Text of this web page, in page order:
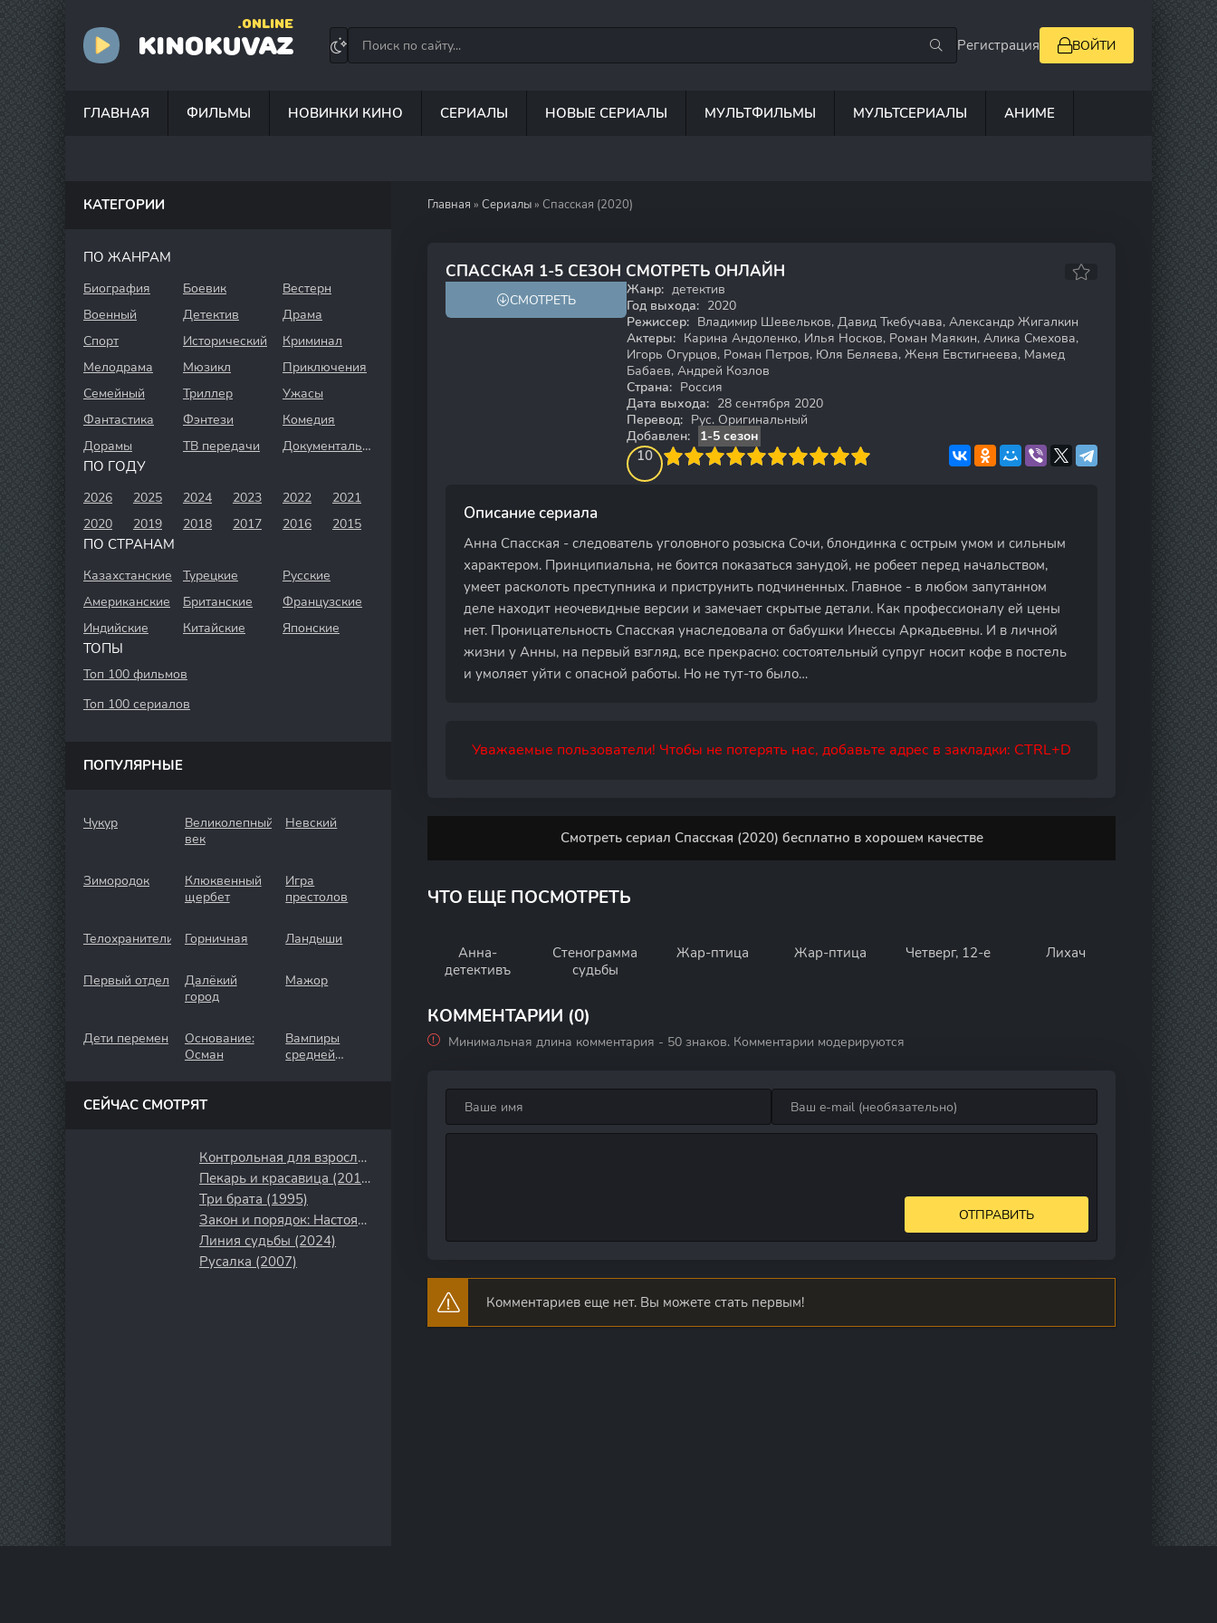
KINOKUVAZ
.ONLINE
Регистрация ВОЙТИ
ГЛАВНАЯ ФИЛЬМЫ НОВИНКИ КИНО СЕРИАЛЫ НОВЫЕ СЕРИАЛЫ МУЛЬТФИЛЬМЫ МУЛЬТСЕРИАЛЫ АНИМЕ
Главная » Сериалы » Спасская (2020)
СПАССКАЯ 1-5 СЕЗОН СМОТРЕТЬ ОНЛАЙН
6.6
СМОТРЕТЬ
Жанр: детектив
Год выхода: 2020
Режиссер: Владимир Шевельков, Давид Ткебучава, Александр Жигалкин
Актеры: Карина Андоленко, Илья Носков, Роман Маякин, Алика Смехова,
Игорь Огурцов, Роман Петров, Юля Беляева, Женя Евстигнеева, Мамед
Бабаев, Андрей Козлов
Страна: Россия
Дата выхода: 28 сентября 2020
Перевод: Рус. Оригинальный
Добавлен:
1-5 сезон
10
4 5 6 7 8 9 10
Описание сериала
Анна Спасская - следователь уголовного розыска Сочи, блондинка с острым умом и сильным
характером. Принципиальна, не боится показаться занудой, не робеет перед начальством,
умеет расколоть преступника и приструнить подчиненных. Главное - в любом запутанном
деле находит неочевидные версии и замечает скрытые детали. Как профессионалу ей цены
нет. Проницательность Спасская унаследовала от бабушки Инессы Аркадьевны. И в личной
жизни у Анны, на первый взгляд, все прекрасно: состоятельный супруг носит кофе в постель
и умоляет уйти с опасной работы. Но не тут-то было…
Уважаемые пользователи! Чтобы не потерять нас, добавьте адрес в закладки: CTRL+D
Смотреть сериал Спасская (2020) бесплатно в хорошем качестве
ЧТО ЕЩЕ ПОСМОТРЕТЬ
Анна-
детективъ
Стенограмма
судьбы
Жар-птица Жар-птица Четверг, 12-е Лихач
КОММЕНТАРИИ (0)
Минимальная длина комментария - 50 знаков. Комментарии модерируются
ОТПРАВИТЬ
Комментариев еще нет. Вы можете стать первым!
КАТЕГОРИИ
ПО ЖАНРАМ
Биография Боевик
Вестерн
Военный
Детектив
Драма
Спорт
Исторический
Криминал
Мелодрама
Мюзикл
Приключения
Семейный
Триллер
Ужасы
Фантастика
Фэнтези
Комедия
Дорамы
ТВ передачи Документальный
ПО ГОДУ
2026 2025 2024 2023 2022
2021
2020
2019 2018 2017 2016 2015
ПО СТРАНАМ
Казахстанские Турецкие
Русские
Американские
Британские
Французские
Индийские
Китайские Японские
ТОПЫ
Топ 100 фильмов
Топ 100 сериалов
ПОПУЛЯРНЫЕ
Чукур
Великолепный
век
Невский
Зимородок
Клюквенный
щербет
Игра
престолов
Телохранители Горничная Ландыши
Первый отдел
Далёкий
город
Мажор
Дети перемен
Основание:
Осман
Вампиры
средней
СЕЙЧАС СМОТРЯТ
Контрольная для взрослых (2024)
Пекарь и красавица (2018)
Три брата (1995)
Закон и порядок: Настоящее преступление (2017)
Линия судьбы (2024)
Русалка (2007)